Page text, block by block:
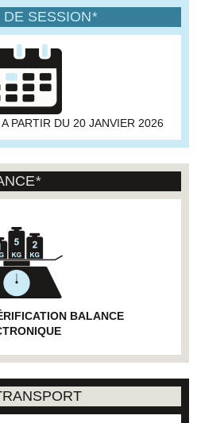
SESSION*
PARTIR DU 20 JANVIER 2026
*
BALANCE